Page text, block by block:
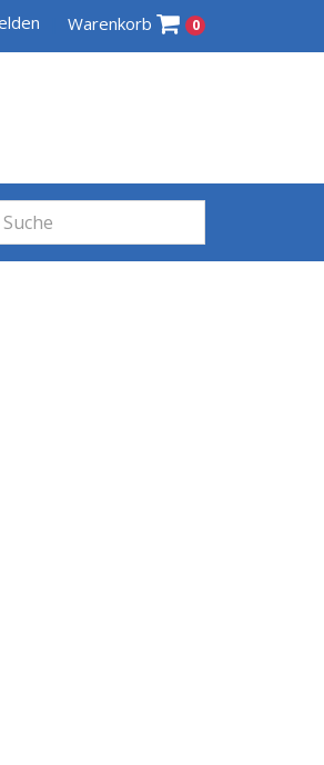
Warenkorb 0